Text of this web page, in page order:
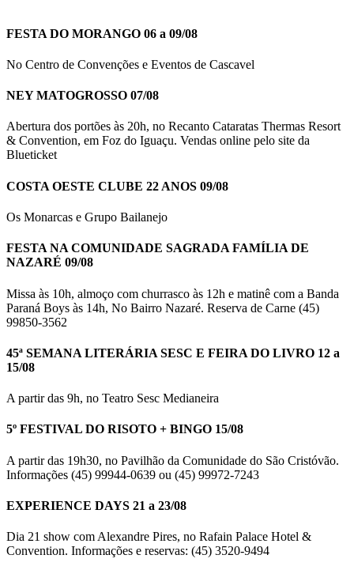
FESTA DO MORANGO 06 a 09/08
No Centro de Convenções e Eventos de Cascavel
NEY MATOGROSSO 07/08
Abertura dos portões às 20h, no Recanto Cataratas Thermas Resort
& Convention, em Foz do Iguaçu. Vendas online pelo site da
Blueticket
COSTA OESTE CLUBE 22 ANOS 09/08
Os Monarcas e Grupo Bailanejo
FESTA NA COMUNIDADE SAGRADA FAMÍLIA DE
NAZARÉ 09/08
Missa às 10h, almoço com churrasco às 12h e matinê com a Banda
Paraná Boys às 14h, No Bairro Nazaré. Reserva de Carne (45)
99850-3562
45ª SEMANA LITERÁRIA SESC E FEIRA DO LIVRO 12 a
15/08
A partir das 9h, no Teatro Sesc Medianeira
5º FESTIVAL DO RISOTO + BINGO 15/08
A partir das 19h30, no Pavilhão da Comunidade do São Cristóvão.
Informações (45) 99944-0639 ou (45) 99972-7243
EXPERIENCE DAYS 21 a 23/08
Dia 21 show com Alexandre Pires, no Rafain Palace Hotel &
Convention. Informações e reservas: (45) 3520-9494